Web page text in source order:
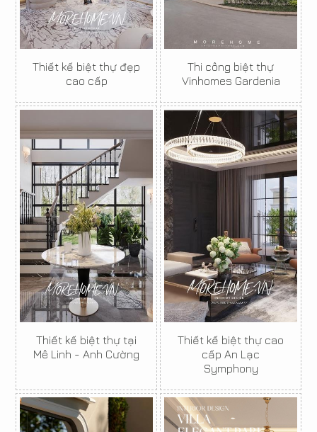
Thiết kế biệt thự đẹp
cao cấp
Thi công biệt thự
Vinhomes Gardenia
Thiết kế biệt thự tại
Mê Linh - Anh Cường
Thiết kế biệt thự cao
cấp An Lạc
Symphony